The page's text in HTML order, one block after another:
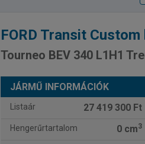
FORD Transit Custom
Tourneo BEV 340 L1H1
JÁRMŰ INFORMÁCIÓK
Listaár 27 419 300 Ft
Hengerűrtartalom 0 cm3